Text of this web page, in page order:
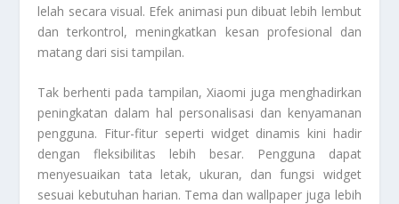
lelah secara visual. Efek animasi pun dibuat lebih lembut
dan terkontrol, meningkatkan kesan profesional dan
matang dari sisi tampilan.
Tak berhenti pada tampilan, Xiaomi juga menghadirkan
peningkatan dalam hal personalisasi dan kenyamanan
pengguna. Fitur-fitur seperti widget dinamis kini hadir
dengan fleksibilitas lebih besar. Pengguna dapat
menyesuaikan tata letak, ukuran, dan fungsi widget
sesuai kebutuhan harian. Tema dan wallpaper juga lebih